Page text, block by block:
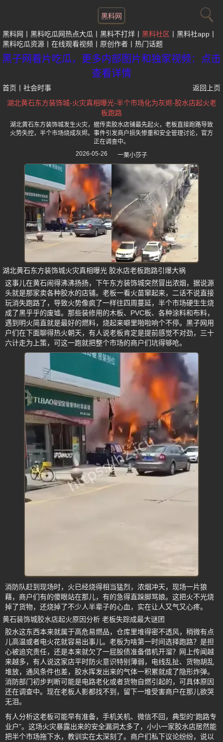
黑料网
黑料网 黑料吃瓜网热点大瓜 黑料不打烊 黑料社区
黑料社app
黑料吃瓜资源
在线观看视频 原创作者 热门话题
黑子网看片吃瓜，更多内部图片和独家视频：点击
查看详情
首页 社会时事
返回上页
湖北黄石东方装饰城-火灾真相曝光-半个市场化为灰烬-胶水店起火老
板跑路
湖北黄石东方装饰城发生火灾，据传卖胶水店铺最先起火，老板直接跑路导致
火势失控，半个市场烧成灰烬。事件引发商户损失惨重和安全管理讨论，官方
正在调查中。
2026-05-26
一栗小莎子
湖北黄石东方装饰城火灾真相曝光 胶水店老板跑路引爆大祸
这事儿在黄石闹得沸沸扬扬，下午东方装饰城突然冒出浓烟，据说源
头就是那家卖各种胶水的店铺。老板一看火苗窜起来，二话不说直接
玩消失跑路了，导致火势像疯了一样往四周蔓延，半个市场硬生生烧
成了黑乎乎的废墟。那些装修用的木板、PVC板、各种涂料和布料，
遇到明火简直就是最好的燃料，烧起来噼里啪啦响个不停。黑子网用
户们在下面聊得热火朝天，有人说老板肯定是提前感觉不对劲，三十
六计走为上策，可这一跑就把整个市场的商户们坑得够呛。
消防队赶到现场时，火已经烧得相当猛烈，浓烟冲天，现场一片狼
藉，商户们有的傻眼站在那儿，有的急得直跺脚骂娘。这把火不光烧
掉了货物，还烧掉了不少人半辈子的心血，实在让人又气又心疼。
黄石装饰城胶水店起火原因分析 老板失踪成最大谜团
胶水这东西本来就属于高危易燃品，仓库里堆得密不透风，稍微有点
儿高温或者电火花就容易出事儿。老板为啥第一时间选择跑路？是担
心被追究责任，还是本来就欠了一屁股债准备借机开溜？网上传闻越
来越多，有人说这家店平时防火意识特别薄弱，电线乱扯、货物胡乱
堆放，通风条件也差，胶水挥发出来的气体一积累就成了隐形炸弹。
消防部门初步判断可能是电路老化或者货物自燃引起的，可具体原因
还在调查中。现在老板人影都找不到，留下一堆受害商户在那儿欲哭
无泪。
有人分析这老板可能早有准备，手机关机、微信不回，典型的“跑路专
业户”。这场火灾暴露出来的安全漏洞太多了，小小一家胶水店居然能
把半个市场拖下水，教训实在太深刻了。商户们私下议论纷纷，说以